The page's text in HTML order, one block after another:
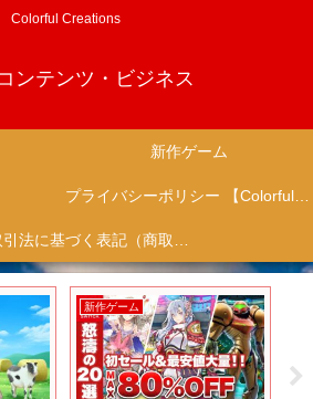
Colorful Creations
ンテンツ・ビジネス
新作ゲーム
プライバシーポリシー 【Colorful Creation】
特定商取引法に基づく表記（商取引に関する開示）
新作ゲーム